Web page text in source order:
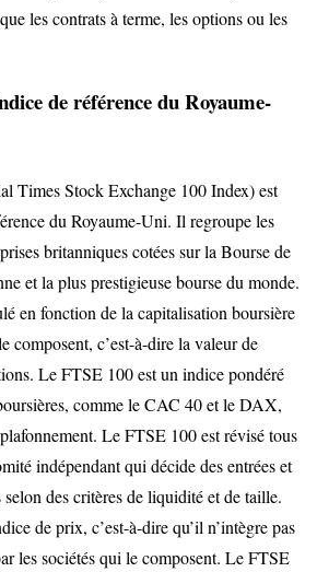
les contrats à terme, les options ou les
de référence du Royaume-
Times Stock Exchange 100 Index) est
du Royaume-Uni. Il regroupe les
britanniques cotées sur la Bourse de
et la plus prestigieuse bourse du monde.
en fonction de la capitalisation boursière
composent, c’est-à-dire la valeur de
Le FTSE 100 est un indice pondéré
comme le CAC 40 et le DAX,
Le FTSE 100 est révisé tous
indépendant qui décide des entrées et
selon des critères de liquidité et de taille.
de prix, c’est-à-dire qu’il n’intègre pas
les sociétés qui le composent. Le FTSE